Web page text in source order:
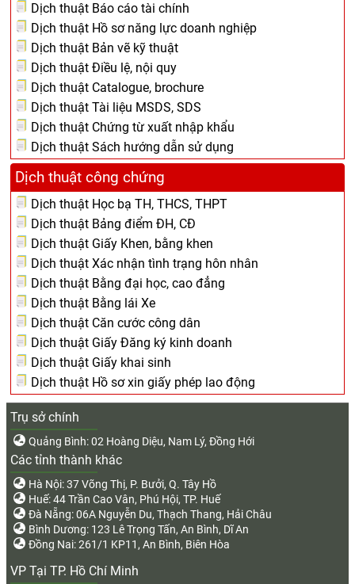
Dịch thuật Báo cáo tài chính
Dịch thuật Hồ sơ năng lực doanh nghiệp
Dịch thuật Bản vẽ kỹ thuật
Dịch thuật Điều lệ, nội quy
Dịch thuật Catalogue, brochure
Dịch thuật Tài liệu MSDS, SDS
Dịch thuật Chứng từ xuất nhập khẩu
Dịch thuật Sách hướng dẫn sử dụng
Dịch thuật công chứng
Dịch thuật Học bạ TH, THCS, THPT
Dịch thuật Bảng điểm ĐH, CĐ
Dịch thuật Giấy Khen, bằng khen
Dịch thuật Xác nhận tình trạng hôn nhân
Dịch thuật Bằng đại học, cao đẳng
Dịch thuật Bằng lái Xe
Dịch thuật Căn cước công dân
Dịch thuật Giấy Đăng ký kinh doanh
Dịch thuật Giấy khai sinh
Dịch thuật Hồ sơ xin giấy phép lao động
Trụ sở chính
Quảng Bình: 02 Hoàng Diệu, Nam Lý, Đồng Hới
Các tỉnh thành khác
Hà Nội: 37 Võng Thị, P. Bưởi, Q. Tây Hồ
Huế: 44 Trần Cao Vân, Phú Hội, TP. Huế
Đà Nẵng: 06A Nguyễn Du, Thạch Thang, Hải Châu
Bình Dương: 123 Lê Trọng Tấn, An Bình, Dĩ An
Đồng Nai: 261/1 KP11, An Bình, Biên Hòa
VP Tại TP. Hồ Chí Minh